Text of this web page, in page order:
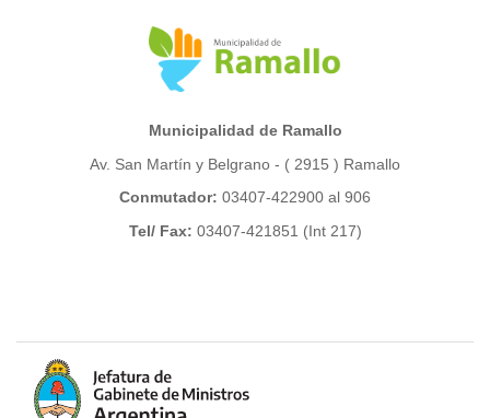
Municipalidad de Ramallo
Av. San Martín y Belgrano - ( 2915 ) Ramallo
Conmutador: 03407-422900 al 906
Tel/ Fax: 03407-421851 (Int 217)